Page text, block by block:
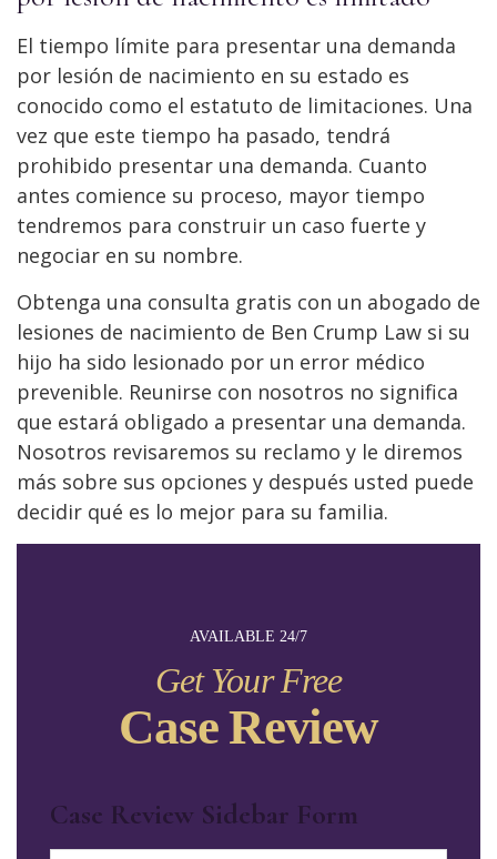
AVAILABLE 24/7
Get Your Free
Case Review
Case Review Sidebar Form
El tiempo límite para presentar una demanda
por lesión de nacimiento en su estado es
conocido como el estatuto de limitaciones. Una
vez que este tiempo ha pasado, tendrá
prohibido presentar una demanda. Cuanto
antes comience su proceso, mayor tiempo
tendremos para construir un caso fuerte y
negociar en su nombre.
Obtenga una consulta gratis con un abogado de
lesiones de nacimiento de Ben Crump Law si su
hijo ha sido lesionado por un error médico
prevenible. Reunirse con nosotros no significa
que estará obligado a presentar una demanda.
Nosotros revisaremos su reclamo y le diremos
más sobre sus opciones y después usted puede
decidir qué es lo mejor para su familia.